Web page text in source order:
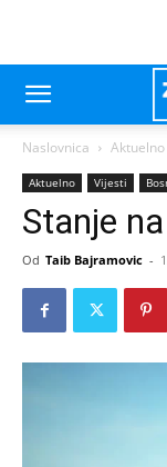
Naslovnica Aktuelno
Aktuelno Vijesti
Stanje
Od Taib Bajramovic -